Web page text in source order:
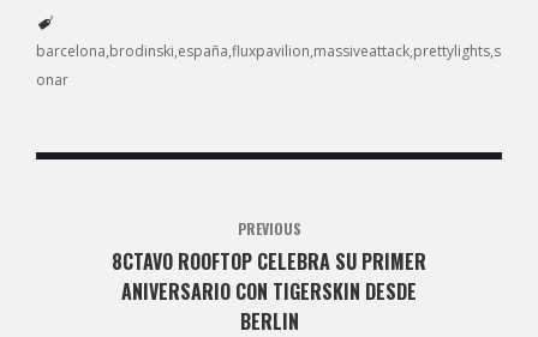
barcelona brodinski españa fluxpavilion massiveattack prettylights s
onar
PREVIOUS
8CTAVO ROOFTOP CELEBRA SU PRIMER
ANIVERSARIO CON TIGERSKIN DESDE
BERLIN